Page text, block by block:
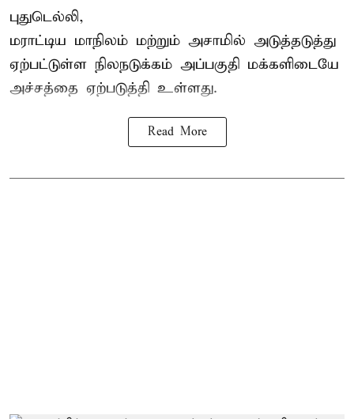
புதுடெல்லி,
மராட்டிய மாநிலம் மற்றும் அசாமில் அடுத்தடுத்து
ஏற்பட்டுள்ள நிலநடுக்கம் அப்பகுதி மக்களிடையே
அச்சத்தை ஏற்படுத்தி உள்ளது.
Read More